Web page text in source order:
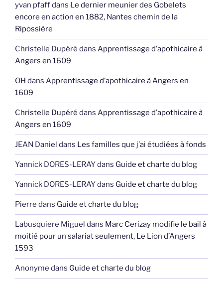
yvan pfaffdans Le dernier meunier des Gobelets
encore en action en 1882, Nantes chemin de la
Ripossière
Christelle Dupéré dans Apprentissage d’apothicaire à
Angers en 1609
OH dans Apprentissage d’apothicaire à Angers en
1609
Christelle Dupéré dans Apprentissage d’apothicaire à
Angers en 1609
JEAN Daniel dans Les familles que j’ai étudiées à fonds
Yannick DORES-LERAYdans Guide et charte du blog
Yannick DORES-LERAYdans Guide et charte du blog
Pierre dans Guide et charte du blog
Labusquiere Miguel dans Marc Cerizay modifie le bail à
moitié pour un salariat seulement, Le Lion d’Angers
1593
Anonyme dans Guide et charte du blog